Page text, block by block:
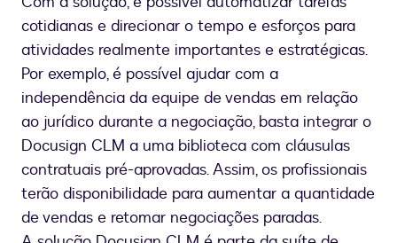
cotidianas e direcionar o tempo e esforços para
atividades realmente importantes e estratégicas.
Por exemplo, é possível ajudar com a
independência da equipe de vendas em relação
ao jurídico durante a negociação, basta integrar o
Docusign CLM a uma biblioteca com cláusulas
contratuais pré-aprovadas. Assim, os profissionais
terão disponibilidade para aumentar a quantidade
de vendas e retomar negociações paradas.